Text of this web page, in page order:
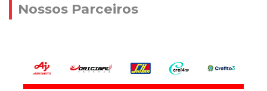
Nossos Parceiros